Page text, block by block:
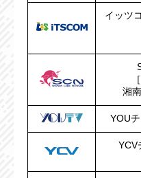
イッツ
湘
YOU
YCV